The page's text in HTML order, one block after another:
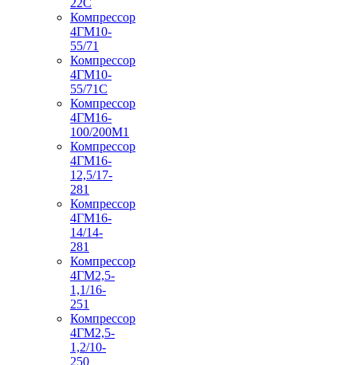
Компрессор
4ГМ10-
55/71
Компрессор
4ГМ10-
55/71С
Компрессор
4ГМ16-
100/200М1
Компрессор
4ГМ16-
12,5/17-
281
Компрессор
4ГМ16-
14/14-
281
Компрессор
4ГМ2,5-
1,1/16-
251
Компрессор
4ГМ2,5-
1,2/10-
250